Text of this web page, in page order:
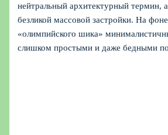
нейтральный архитектурный термин,
безликой массовой застройки. На
«олимпийского шика»
слишком простыми и даже бедными по